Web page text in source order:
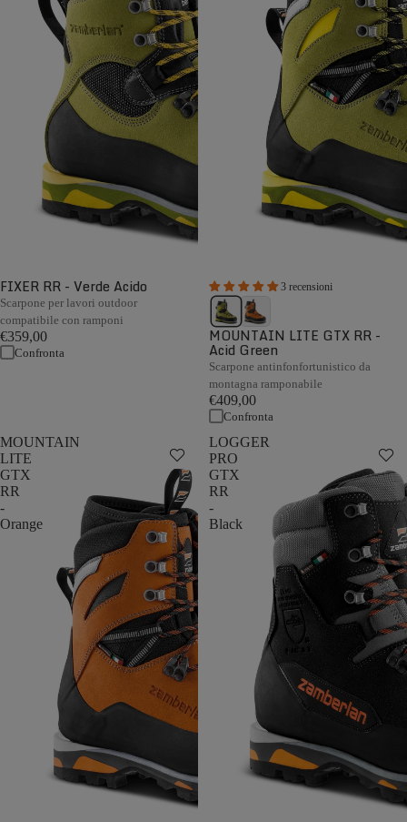
FIXER RR - Verde Acido
Scarpone per lavori outdoor
compatibile con ramponi
€359,00
Confronta
3 recensioni
MOUNTAIN LITE GTX RR -
Acid Green
Scarpone antinfonfortunistico da
montagna ramponabile
€409,00
Confronta
MOUNTAIN
LITE
GTX
RR
-
Orange
LOGGER
PRO
GTX
RR
-
Black